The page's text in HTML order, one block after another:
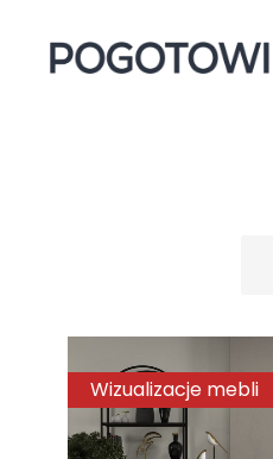
Wizualizacje mebli